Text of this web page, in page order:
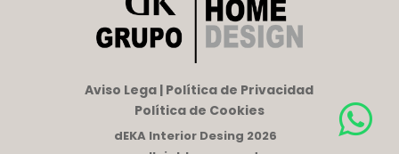
Aviso Lega | Política de Privacidad
Política de Cookies
dEKA Interior Desing 2026